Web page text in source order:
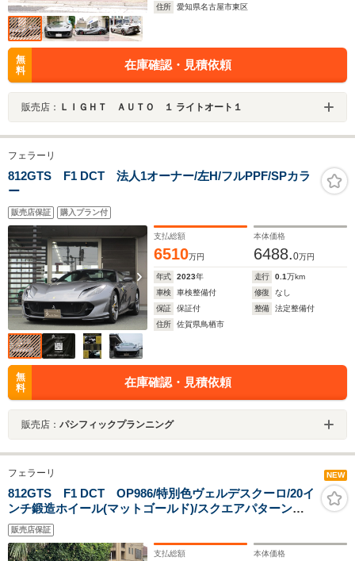
住所 愛知県名古屋市東区
無
料
在庫確認・見積依頼
販売店： ＬＩＧＨＴ ＡＵＴＯ １ ライトオート１
フェラーリ
812GTS F1 DCT 法人1オーナー/左H/フルPPF/SPカラ
ー
販売店保証 購入プラン付
支払総額
6510万円
本体価格
6488.0万円
年式 2023年 走行 0.1万km
車検
車検整備付 修復
なし
保証
保証付 整備
法定整備付
住所
佐賀県鳥栖市
無
料
在庫確認・見積依頼
販売店： パシフィックプランニング
フェラーリ NEW
812GTS F1 DCT OP986/特別色ヴェルデスクーロ/20イ
ンチ鍛造ホイール(マットゴールド)/スクエアパターンス
タイルシート/カーボンファイバーステアリング+LED/ア
ルカンターラアッパーゾーン/アルカンターラカーペット
販売店保証
支払総額 本体価格